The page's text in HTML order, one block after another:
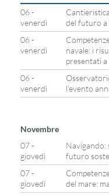
06 -
venerdì
del futuro a
06 -
venerdì
navale: i
presentati
06 -
venerdì
l’evento
Novembre
07 -
giovedì
Navigando:
futuro
07 -
giovedì
del mare: